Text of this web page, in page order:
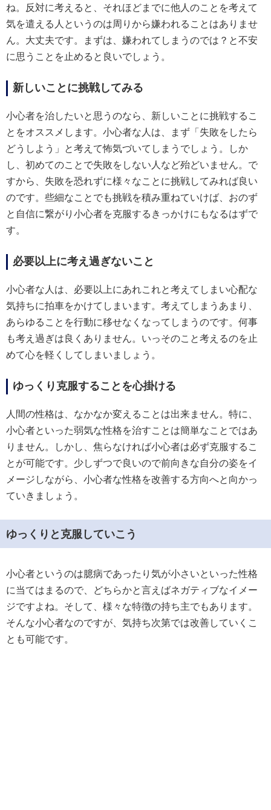
ね。反対に考えると、それほどまでに他人のことを考えて
気を遣える人というのは周りから嫌われることはありませ
ん。大丈夫です。まずは、嫌われてしまうのでは？と不安
に思うことを止めると良いでしょう。
新しいことに挑戦してみる
小心者を治したいと思うのなら、新しいことに挑戦するこ
とをオススメします。小心者な人は、まず「失敗をしたら
どうしよう」と考えて怖気づいてしまうでしょう。しか
し、初めてのことで失敗をしない人など殆どいません。で
すから、失敗を恐れずに様々なことに挑戦してみれば良い
のです。些細なことでも挑戦を積み重ねていけば、おのず
と自信に繋がり小心者を克服するきっかけにもなるはずで
す。
必要以上に考え過ぎないこと
小心者な人は、必要以上にあれこれと考えてしまい心配な
気持ちに拍車をかけてしまいます。考えてしまうあまり、
あらゆることを行動に移せなくなってしまうのです。何事
も考え過ぎは良くありません。いっそのこと考えるのを止
めて心を軽くしてしまいましょう。
ゆっくり克服することを心掛ける
人間の性格は、なかなか変えることは出来ません。特に、
小心者といった弱気な性格を治すことは簡単なことではあ
りません。しかし、焦らなければ小心者は必ず克服するこ
とが可能です。少しずつで良いので前向きな自分の姿をイ
メージしながら、小心者な性格を改善する方向へと向かっ
ていきましょう。
ゆっくりと克服していこう
小心者というのは臆病であったり気が小さいといった性格
に当てはまるので、どちらかと言えばネガティブなイメー
ジですよね。そして、様々な特徴の持ち主でもあります。
そんな小心者なのですが、気持ち次第では改善していくこ
とも可能です。